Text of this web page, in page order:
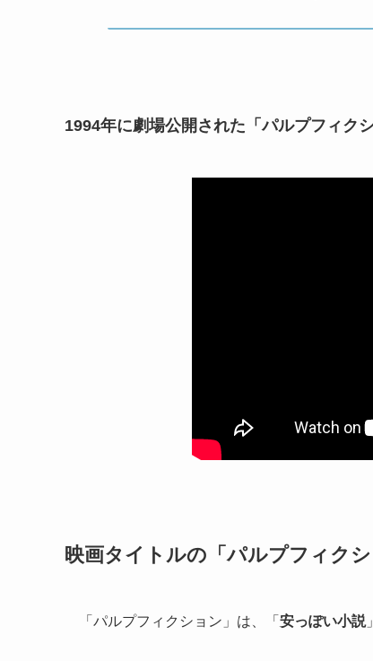
1994年に劇場公開された「パルプフィク
映画タイトルの「パルプフィク
「パルプフィクション」は、「 安っぽい小説